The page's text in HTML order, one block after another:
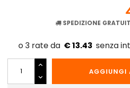
SPEDIZIONE
€ 13.43
AGGIUNGI